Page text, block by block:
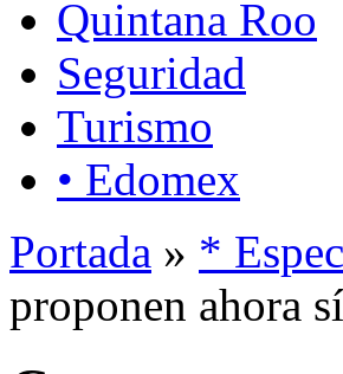
Quintana Roo
Seguridad
Turismo
• Edomex
Portada » *
proponen ahora